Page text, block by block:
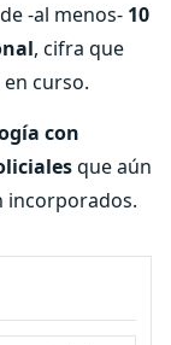
-al menos- 10
, cifra que
curso.
con
que aún
incorporados.